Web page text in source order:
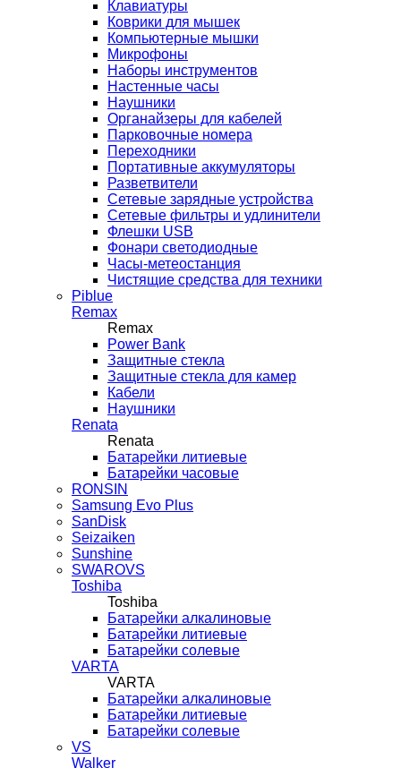
Клавиатуры
Коврики для мышек
Компьютерные мышки
Микрофоны
Наборы инструментов
Настенные часы
Наушники
Органайзеры для кабелей
Парковочные номера
Переходники
Портативные аккумуляторы
Разветвители
Сетевые зарядные устройства
Сетевые фильтры и удлинители
Флешки USB
Фонари светодиодные
Часы-метеостанция
Чистящие средства для техники
Piblue
Remax
Remax
Power Bank
Защитные стекла
Защитные стекла для камер
Кабели
Наушники
Renata
Renata
Батарейки литиевые
Батарейки часовые
RONSIN
Samsung Evo Plus
SanDisk
Seizaiken
Sunshine
SWAROVS
Toshiba
Toshiba
Батарейки алкалиновые
Батарейки литиевые
Батарейки солевые
VARTA
VARTA
Батарейки алкалиновые
Батарейки литиевые
Батарейки солевые
VS
Walker